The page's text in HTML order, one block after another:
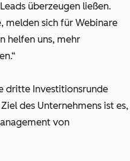
überzeugen ließen.
melden sich für Webinare
helfen uns, mehr
dritte Investitionsrunde
des Unternehmens ist es,
von